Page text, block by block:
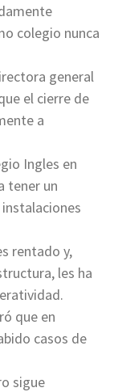
colegio nunca
general
el cierre de
a
Ingles en
tener un
rentado y,
les ha
que en
casos de
sigue